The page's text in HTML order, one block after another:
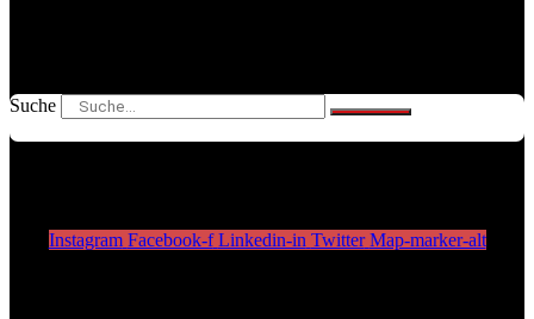
Suche
Instagram Facebook-f Linkedin-in Twitter Map-marker-alt